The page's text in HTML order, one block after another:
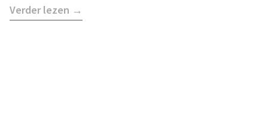
Verder lezen →